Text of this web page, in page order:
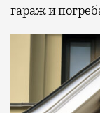
гараж и